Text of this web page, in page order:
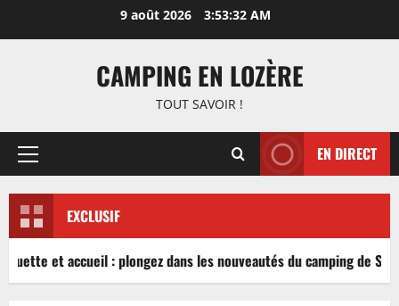
9 août 2026 3:53:32 AM
CAMPING EN LOZÈRE
TOUT SAVOIR !
Menu
EN DIRECT
EXCLUSIF
et accueil : plongez dans les nouveautés du camping de